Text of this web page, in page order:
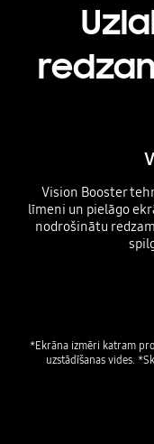
Vision Booster
līmeni un pielāgo
nodrošinātu
*Ekrāna izmēri katram
uzstādīšanas vides.